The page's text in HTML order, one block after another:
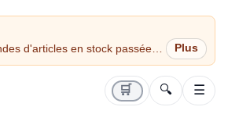
d'articles en stock passées
le jour même (jours
🛒 🔍 ☰